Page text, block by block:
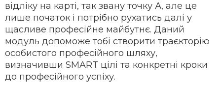
відліку на карті, так звану точку А, але це
лише початок і потрібно рухатись далі у
щасливе професійне майбутнє. Даний
модуль допоможе тобі створити траєкторію
особистого професійного шляху,
визначивши SMART цілі та конкретні кроки
до професійного успіху.